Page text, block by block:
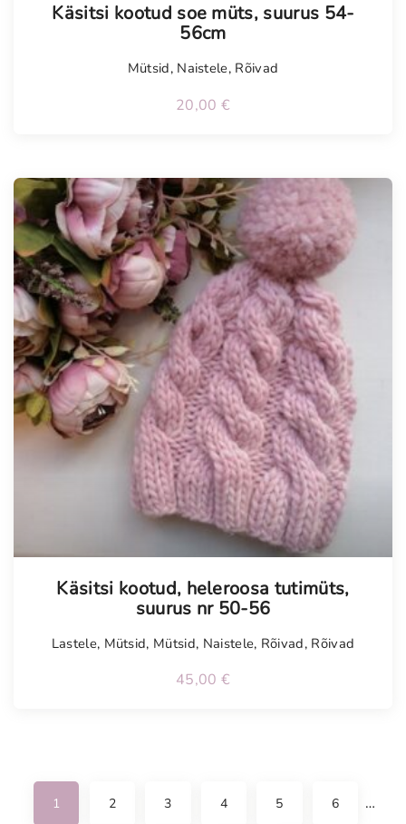
Käsitsi kootud soe müts, suurus 54-
56cm
Mütsid, Naistele, Rõivad
20,00 €
Käsitsi kootud, heleroosa tutimüts,
suurus nr 50-56
Lastele, Mütsid, Mütsid, Naistele, Rõivad, Rõivad
45,00 €
1 2 3 4 5 6 …